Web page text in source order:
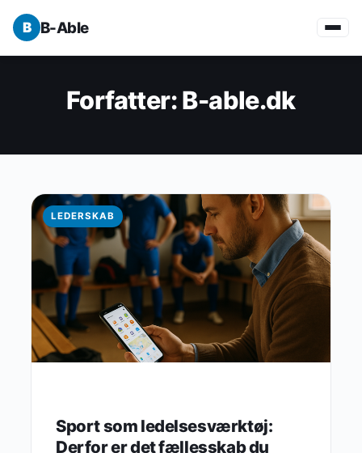
B-Able
Forfatter:B-able.dk
LEDERSKAB
Sport som ledelsesværktøj:
Derfor er det fællesskab du